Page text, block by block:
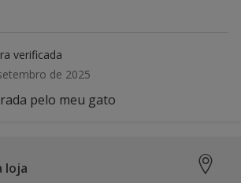
verificada
de 2025
pelo meu gato
loja